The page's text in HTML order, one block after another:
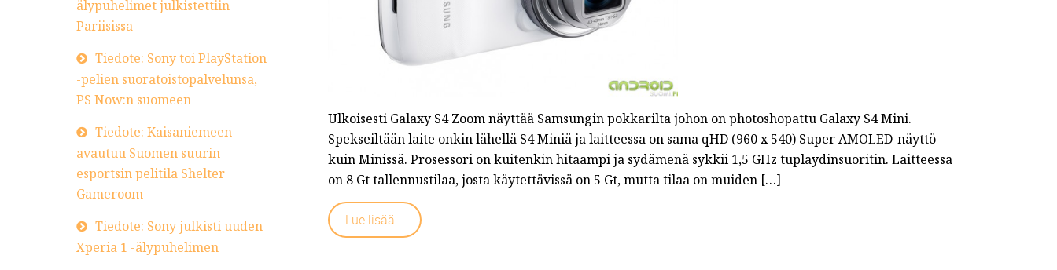
Ulkoisesti Galaxy S4 Zoom näyttää Samsungin pokkarilta johon on photoshopattu Galaxy S4 Mini.
Spekseiltään laite onkin lähellä S4 Miniä ja laitteessa on sama qHD (960 x 540) Super AMOLED-näyttö
kuin Minissä. Prosessori on kuitenkin hitaampi ja sydämenä sykkii 1,5 GHz tuplaydinsuoritin. Laitteessa
on 8 Gt tallennustilaa, josta käytettävissä on 5 Gt, mutta tilaa on muiden […]
Lue lisää...
älypuhelimet julkistettiin
Pariisissa
Tiedote: Sony toi PlayStation
-pelien suoratoistopalvelunsa,
PS Now:n suomeen
Tiedote: Kaisaniemeen
avautuu Suomen suurin
esportsin pelitila Shelter
Gameroom
Tiedote: Sony julkisti uuden
Xperia 1 -älypuhelimen